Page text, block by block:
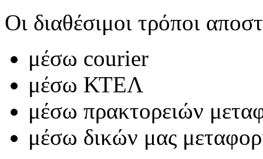
Οι διαθέσιμοι τρόποι
μέσω courier
μέσω ΚΤΕΛ
μέσω πρακτορειών
μέσω δικών μας